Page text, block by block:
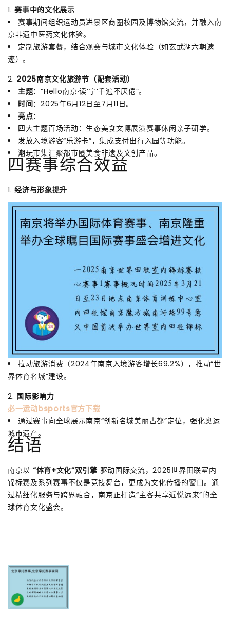
1.赛事中的文化展示
赛事期间组织运动员进景区商圈校园及博物馆交流，并融入南
京非遗中医药文化体验。
定制旅游套餐，结合观赛与城市文化体验（如玄武湖六朝遗
迹）。
2. 2025南京文化旅游节（配套活动）
主题：“Hello南京·读‘宁’千遍不厌倦”。
时间：2025年6月12日至7月11日。
亮点：
四大主题百场活动：生态美食文博展演赛事休闲亲子研学。
发放入境游客“乐游卡”，集成支付出行入园等功能。
潮玩市集汇聚都市圈美食非遗及文创产品。
四赛事综合效益
1.经济与形象提升
拉动旅游消费（2024年南京入境游客增长69.2%），推动“世
界体育名城”建设。
2. 国际影响力
必一运动bsports官方下载
通过赛事向全球展示南京“创新名城美丽古都”定位，强化奥运
城市遗产。
结语
南京以 “体育+文化”双引擎 驱动国际交流，2025世界田联室内
锦标赛及系列赛事不仅是竞技舞台，更成为文化传播的窗口。通
过精细化服务与跨界融合，南京正打造“主客共享近悦远来”的全
球体育文化盛会。